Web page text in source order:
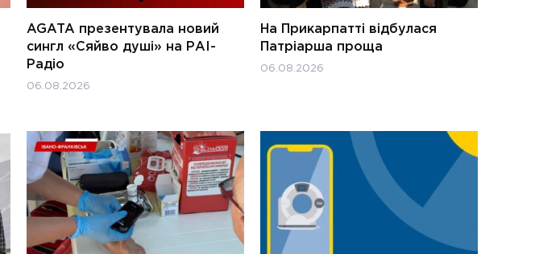
AGATA презентувала новий
сингл «Сяйво душі» на РАІ-
Радіо
06.08.2026
На Прикарпатті відбулася
Патріарша проща
06.08.2026